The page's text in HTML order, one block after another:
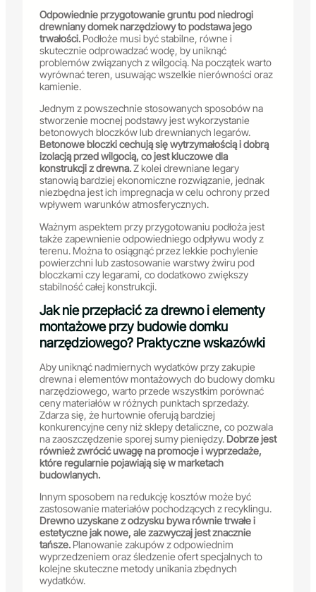
Odpowiednie przygotowanie gruntu pod niedrogi
drewniany domek narzędziowy to podstawa jego
trwałości. Podłoże musi być stabilne, równe i
skutecznie odprowadzać wodę, by uniknąć
problemów związanych z wilgocią. Na początek warto
wyrównać teren, usuwając wszelkie nierówności oraz
kamienie.
Jednym z powszechnie stosowanych sposobów na
stworzenie mocnej podstawy jest wykorzystanie
betonowych bloczków lub drewnianych legarów.
Betonowe bloczki cechują się wytrzymałością i dobrą
izolacją przed wilgocią, co jest kluczowe dla
konstrukcji z drewna.Z kolei drewniane legary
stanowią bardziej ekonomiczne rozwiązanie, jednak
niezbędna jest ich impregnacja w celu ochrony przed
wpływem warunków atmosferycznych.
Ważnym aspektem przy przygotowaniu podłoża jest
także zapewnienie odpowiedniego odpływu wody z
terenu. Można to osiągnąć przez lekkie pochylenie
powierzchni lub zastosowanie warstwy żwiru pod
bloczkami czy legarami, co dodatkowo zwiększy
stabilność całej konstrukcji.
Jak nie przepłacić za drewno i elementy
montażowe przy budowie domku
narzędziowego? Praktyczne wskazówki
Aby uniknąć nadmiernych wydatków przy zakupie
drewna i elementów montażowych do budowy domku
narzędziowego, warto przede wszystkim porównać
ceny materiałów w różnych punktach sprzedaży.
Zdarza się, że hurtownie oferują bardziej
konkurencyjne ceny niż sklepy detaliczne, co pozwala
na zaoszczędzenie sporej sumy pieniędzy. Dobrze jest
również zwrócić uwagę na promocje i wyprzedaże,
które regularnie pojawiają się w marketach
budowlanych.
Innym sposobem na redukcję kosztów może być
zastosowanie materiałów pochodzących z recyklingu.
Drewno uzyskane z odzysku bywa równie trwałe i
estetyczne jak nowe, ale zazwyczaj jest znacznie
tańsze. Planowanie zakupów z odpowiednim
wyprzedzeniem oraz śledzenie ofert specjalnych to
kolejne skuteczne metody unikania zbędnych
wydatków.